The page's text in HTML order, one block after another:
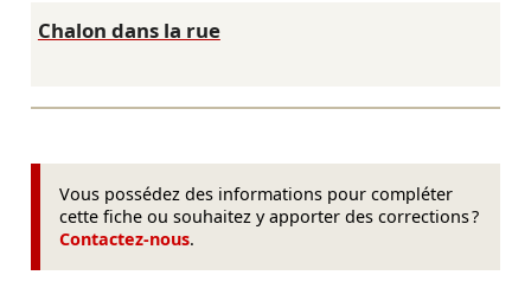
Chalon dans la rue
Vous possédez des informations pour compléter
cette fiche ou souhaitez y apporter des corrections ?
Contactez-nous.